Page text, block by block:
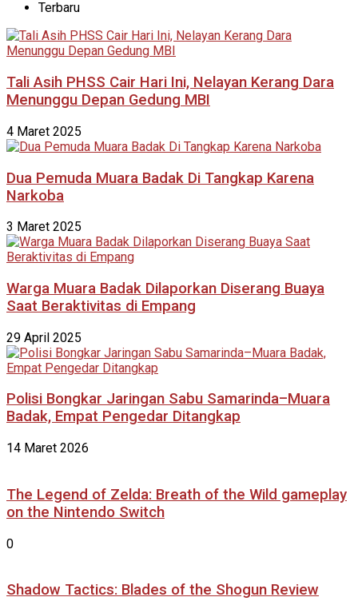
Terbaru
Tali Asih PHSS Cair Hari Ini, Nelayan Kerang Dara
Menunggu Depan Gedung MBI
4 Maret 2025
Dua Pemuda Muara Badak Di Tangkap Karena
Narkoba
3 Maret 2025
Warga Muara Badak Dilaporkan Diserang Buaya
Saat Beraktivitas di Empang
29 April 2025
Polisi Bongkar Jaringan Sabu Samarinda–Muara
Badak, Empat Pengedar Ditangkap
14 Maret 2026
The Legend of Zelda: Breath of the Wild gameplay
on the Nintendo Switch
0
Shadow Tactics: Blades of the Shogun Review